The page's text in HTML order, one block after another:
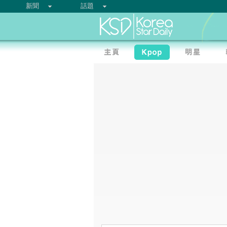
新聞 話題